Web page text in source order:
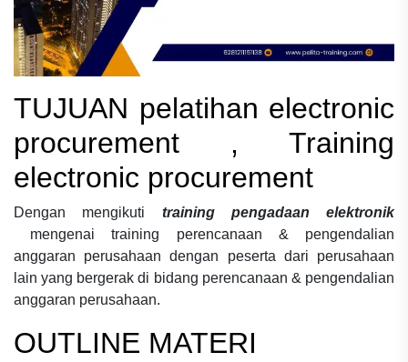
TUJUAN pelatihan electronic
procurement , Training
electronic procurement
Dengan mengikuti
training pengadaan elektronik
mengenaitraining perencanaan & pengendalian
anggaran perusahaandengan peserta dari perusahaan
lain yang bergerak di bidang perencanaan & pengendalian
anggaran perusahaan.
OUTLINE MATERI